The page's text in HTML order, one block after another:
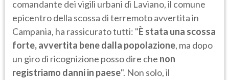
comandante dei vigili urbani di Laviano, il comune
epicentro della scossa di terremoto avvertita in
Campania, ha rassicurato tutti: "È stata una scossa
forte, avvertita bene dalla popolazione, ma dopo
un giro di ricognizione posso dire che non
registriamo danni in paese". Non solo, il